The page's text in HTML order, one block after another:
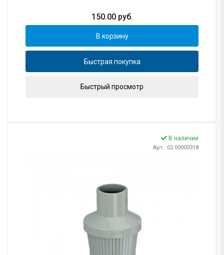
150.00руб.
В корзину
Быстрая покупка
Быстрый просмотр
В наличии
Арт.: 02.00000318